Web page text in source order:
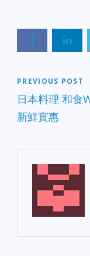
PREVIOUS POST
日本料理 和食
新鮮實惠